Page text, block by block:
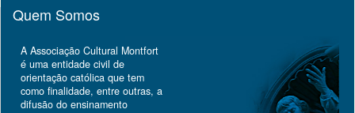
Quem Somos
A Associação Cultural Montfort
é uma entidade civil de
orientação católica que tem
como finalidade, entre outras, a
difusão do ensinamento